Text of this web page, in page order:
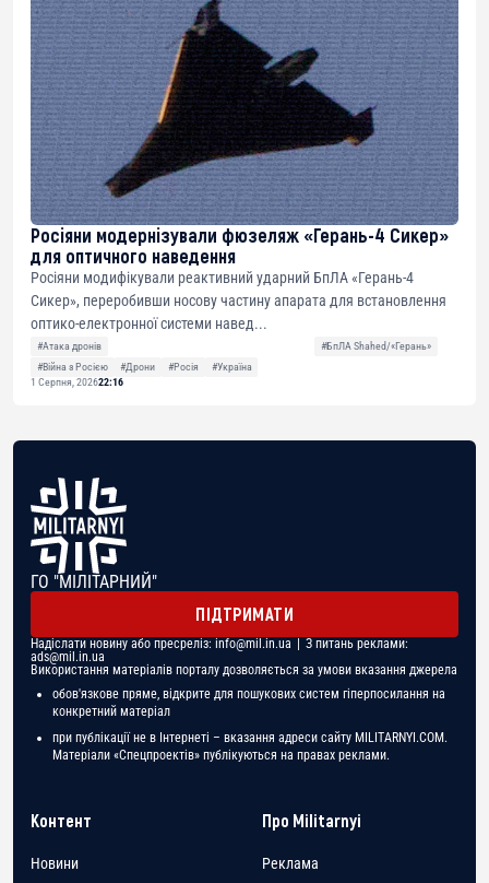
Росіяни модернізували фюзеляж «Герань-4 Сикер»
для оптичного наведення
Росіяни модифікували реактивний ударний БпЛА «Герань-4
Сикер», переробивши носову частину апарата для встановлення
оптико-електронної системи навед...
#Атака дронів
#БпЛА Shahed/«Герань»
#Війна з Росією
#Дрони #Росія
#Україна
1 Серпня, 202622:16
ГО "МІЛІТАРНИЙ"
ПІДТРИМАТИ
Надіслати новину або пресреліз: info@mil.in.ua | З питань реклами:
ads@mil.in.ua
Використання матеріалів порталу дозволяється за умови вказання джерела
обов'язкове пряме, відкрите для пошукових систем гіперпосилання на
конкретний матеріал
при публікації не в Інтернеті – вказання адреси сайту MILITARNYI.COM.
Матеріали «Спецпроектів» публікуються на правах реклами.
Контент
Новини
Про Militarnyi
Реклама